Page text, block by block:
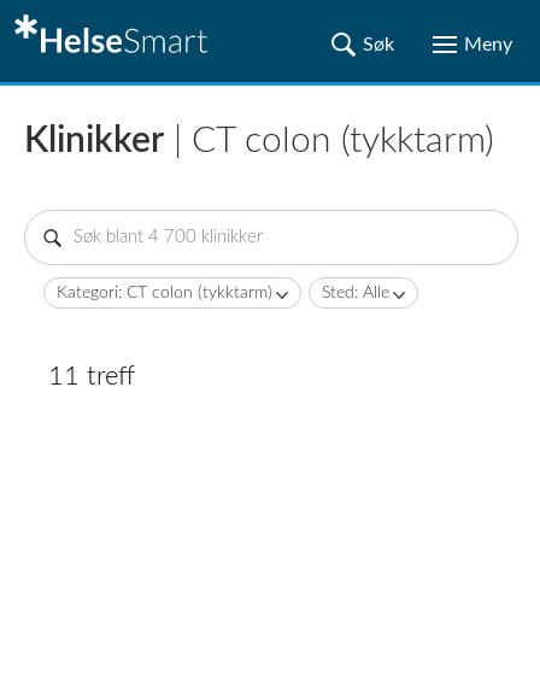
Klinikker | CT colon (tykktarm)
Kategori: CT colon (tykktarm) Sted: Alle
11 treff